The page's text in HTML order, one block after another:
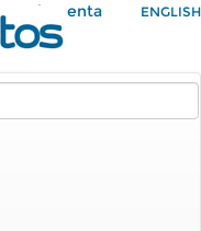
Mi Cuenta ENGLISH